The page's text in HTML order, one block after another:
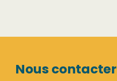
Nous contacter